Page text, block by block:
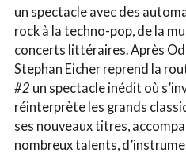
un spectacle avec des
rock à la techno-pop, de la
concerts littéraires. Après
Stephan Eicher reprend la
#2 un spectacle inédit où
réinterprète les grands
ses nouveaux titres,
nombreux talents,